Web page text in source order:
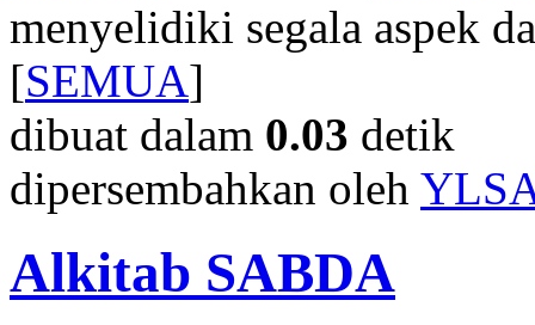
menyelidiki segala aspek
[SEMUA]
dibuat dalam 0.03 detik
dipersembahkan oleh
Alkitab SABDA